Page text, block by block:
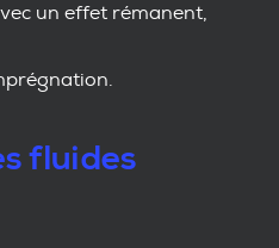
un effet rémanent,
fluides